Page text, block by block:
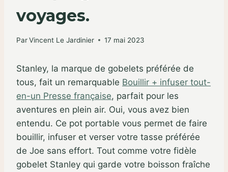
voyages.
ParVincent Le Jardinier 17 mai 2023
Stanley, la marque de gobelets préférée de
tous, fait un remarquable Bouillir + infuser tout-
en-un Presse française, parfait pour les
aventures en plein air. Oui, vous avez bien
entendu. Ce pot portable vous permet de faire
bouillir, infuser et verser votre tasse préférée
de Joe sans effort. Tout comme votre fidèle
gobelet Stanley qui garde votre boisson fraîche